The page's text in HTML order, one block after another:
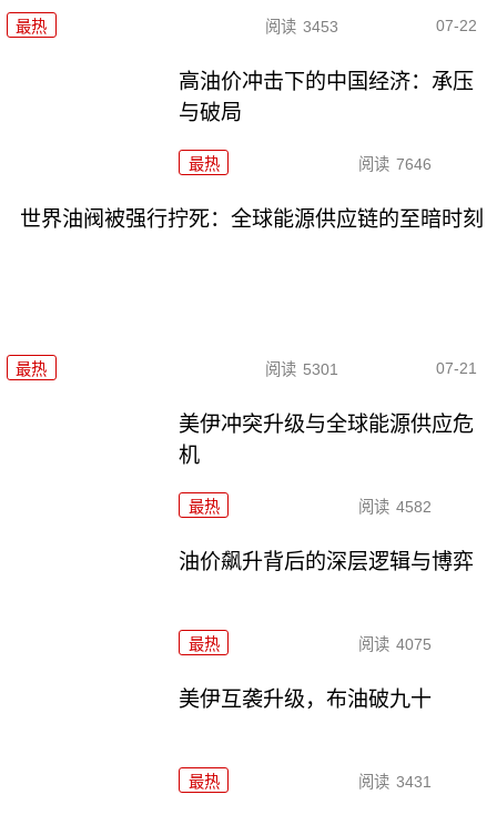
最热 阅读 3453 07-22
高油价冲击下的中国经济：承压
与破局
最热 阅读 7646
世界油阀被强行拧死：全球能源供应链的至暗时刻
最热 阅读 5301 07-21
美伊冲突升级与全球能源供应危
机
最热 阅读 4582
油价飙升背后的深层逻辑与博弈
最热 阅读 4075
美伊互袭升级，布油破九十
最热 阅读 3431